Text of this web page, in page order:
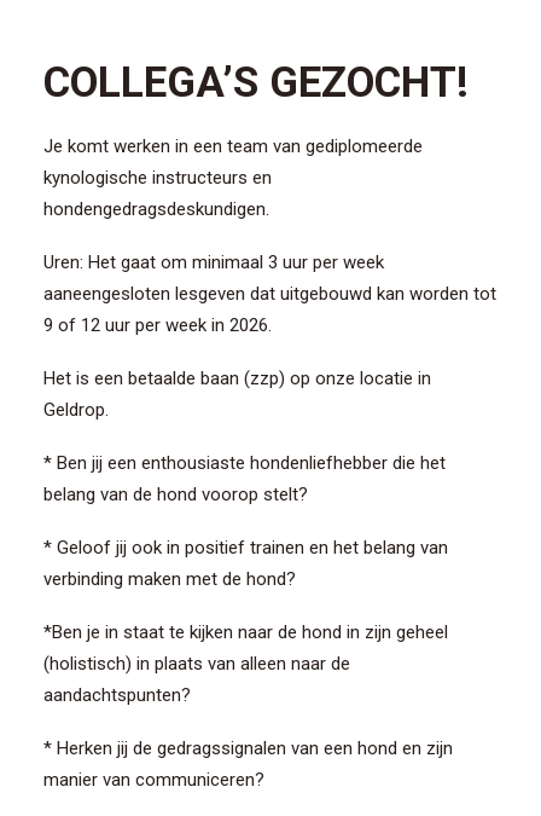
COLLEGA’S GEZOCHT!
Je komt werken in een team van gediplomeerde
kynologische instructeurs en
hondengedragsdeskundigen.
Uren: Het gaat om minimaal 3 uur per week
aaneengesloten lesgeven dat uitgebouwd kan worden tot
9 of 12 uur per week in 2026.
Het is een betaalde baan (zzp) op onze locatie in
Geldrop.
* Ben jij een enthousiaste hondenliefhebber die het
belang van de hond voorop stelt?
* Geloof jij ook in positief trainen en het belang van
verbinding maken met de hond?
*Ben je in staat te kijken naar de hond in zijn geheel
(holistisch) in plaats van alleen naar de
aandachtspunten?
* Herken jij de gedragssignalen van een hond en zijn
manier van communiceren?